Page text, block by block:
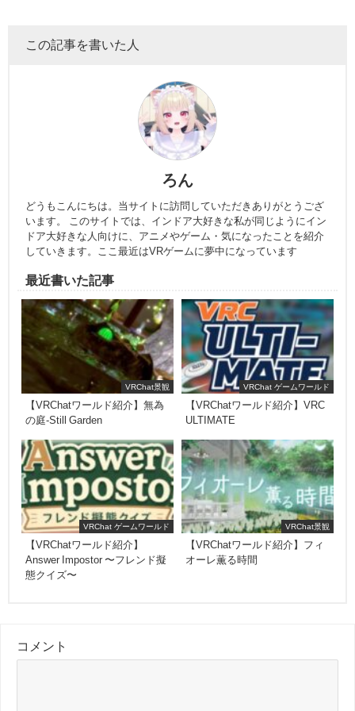
この記事を書いた人
ろん
どうもこんにちは。当サイトに訪問していただきありがとうござ
います。 このサイトでは、インドア大好きな私が同じようにイン
ドア大好きな人向けに、アニメやゲーム・気になったことを紹介
していきます。ここ最近はVRゲームに夢中になっています
最近書いた記事
VRChat景観
【VRChatワールド紹介】無為
の庭-Still Garden
VRChat ゲームワールド
【VRChatワールド紹介】VRC
ULTIMATE
VRChat ゲームワールド
【VRChatワールド紹介】
Answer Impostor 〜フレンド擬
態クイズ〜
VRChat景観
【VRChatワールド紹介】フィ
オーレ薫る時間
コメント